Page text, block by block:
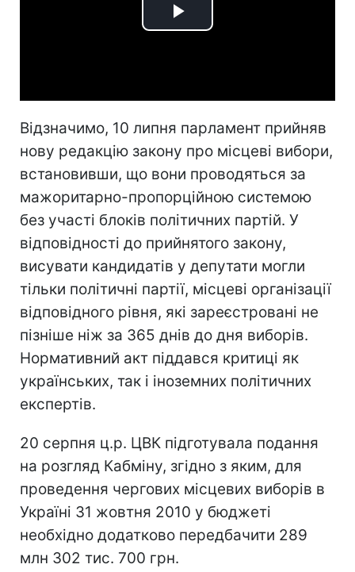
Play
Відзначимо, 10 липня парламент прийняв
нову редакцію закону про місцеві вибори,
встановивши, що вони проводяться за
мажоритарно-пропорційною системою
без участі блоків політичних партій. У
відповідності до прийнятого закону,
висувати кандидатів у депутати могли
тільки політичні партії, місцеві організації
відповідного рівня, які зареєстровані не
пізніше ніж за 365 днів до дня виборів.
Нормативний акт піддався критиці як
українських, так і іноземних політичних
експертів.
20 серпня ц.р. ЦВК підготувала подання
на розгляд Кабміну, згідно з яким, для
проведення чергових місцевих виборів в
Україні 31 жовтня 2010 у бюджеті
необхідно додатково передбачити 289
млн 302 тис. 700 грн.